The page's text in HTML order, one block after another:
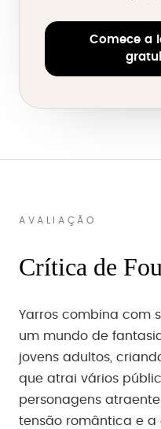
Comece a
AVALIAÇÃO
Crítica de
Yarros combina com
um mundo de
jovens adultos,
que atrai vários
personagens
tensão romântica e